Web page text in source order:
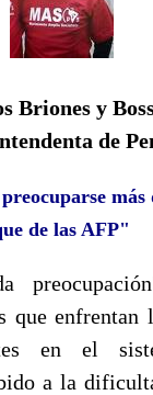
Briones y
de
más
de las AFP"
que enfrentan
en el
a la